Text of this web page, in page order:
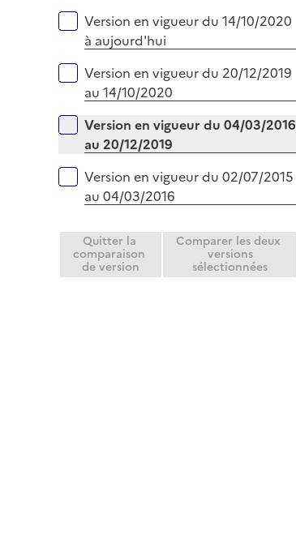
i
e
Versions sur la période
Version en vigueur du 14/10/2020
à aujourd'hui
Version en vigueur du 20/12/2019
au 14/10/2020
Version en vigueur du 04/03/2016
au 20/12/2019
Version en vigueur du 02/07/2015
au 04/03/2016
Quitter la
comparaison
de version
Comparer les deux
versions
sélectionnées